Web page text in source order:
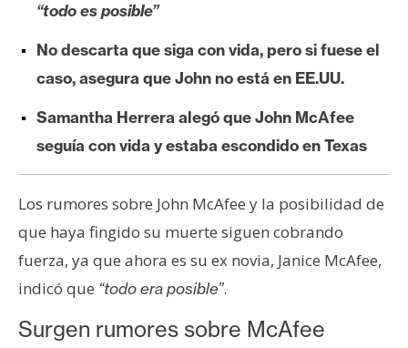
e
r
u
m
I
A
A
n
á
l
“todo es posible”
No descarta que siga con vida, pero si fuese el
caso, asegura que John no está en EE.UU.
Samantha Herrera alegó que John McAfee
seguía con vida y estaba escondido en Texas
Los rumores sobre John McAfee y la posibilidad de
que haya fingido su muerte siguen cobrando
fuerza, ya que ahora es su ex novia, Janice McAfee,
indicó que “todo era posible”.
Surgen rumores sobre McAfee